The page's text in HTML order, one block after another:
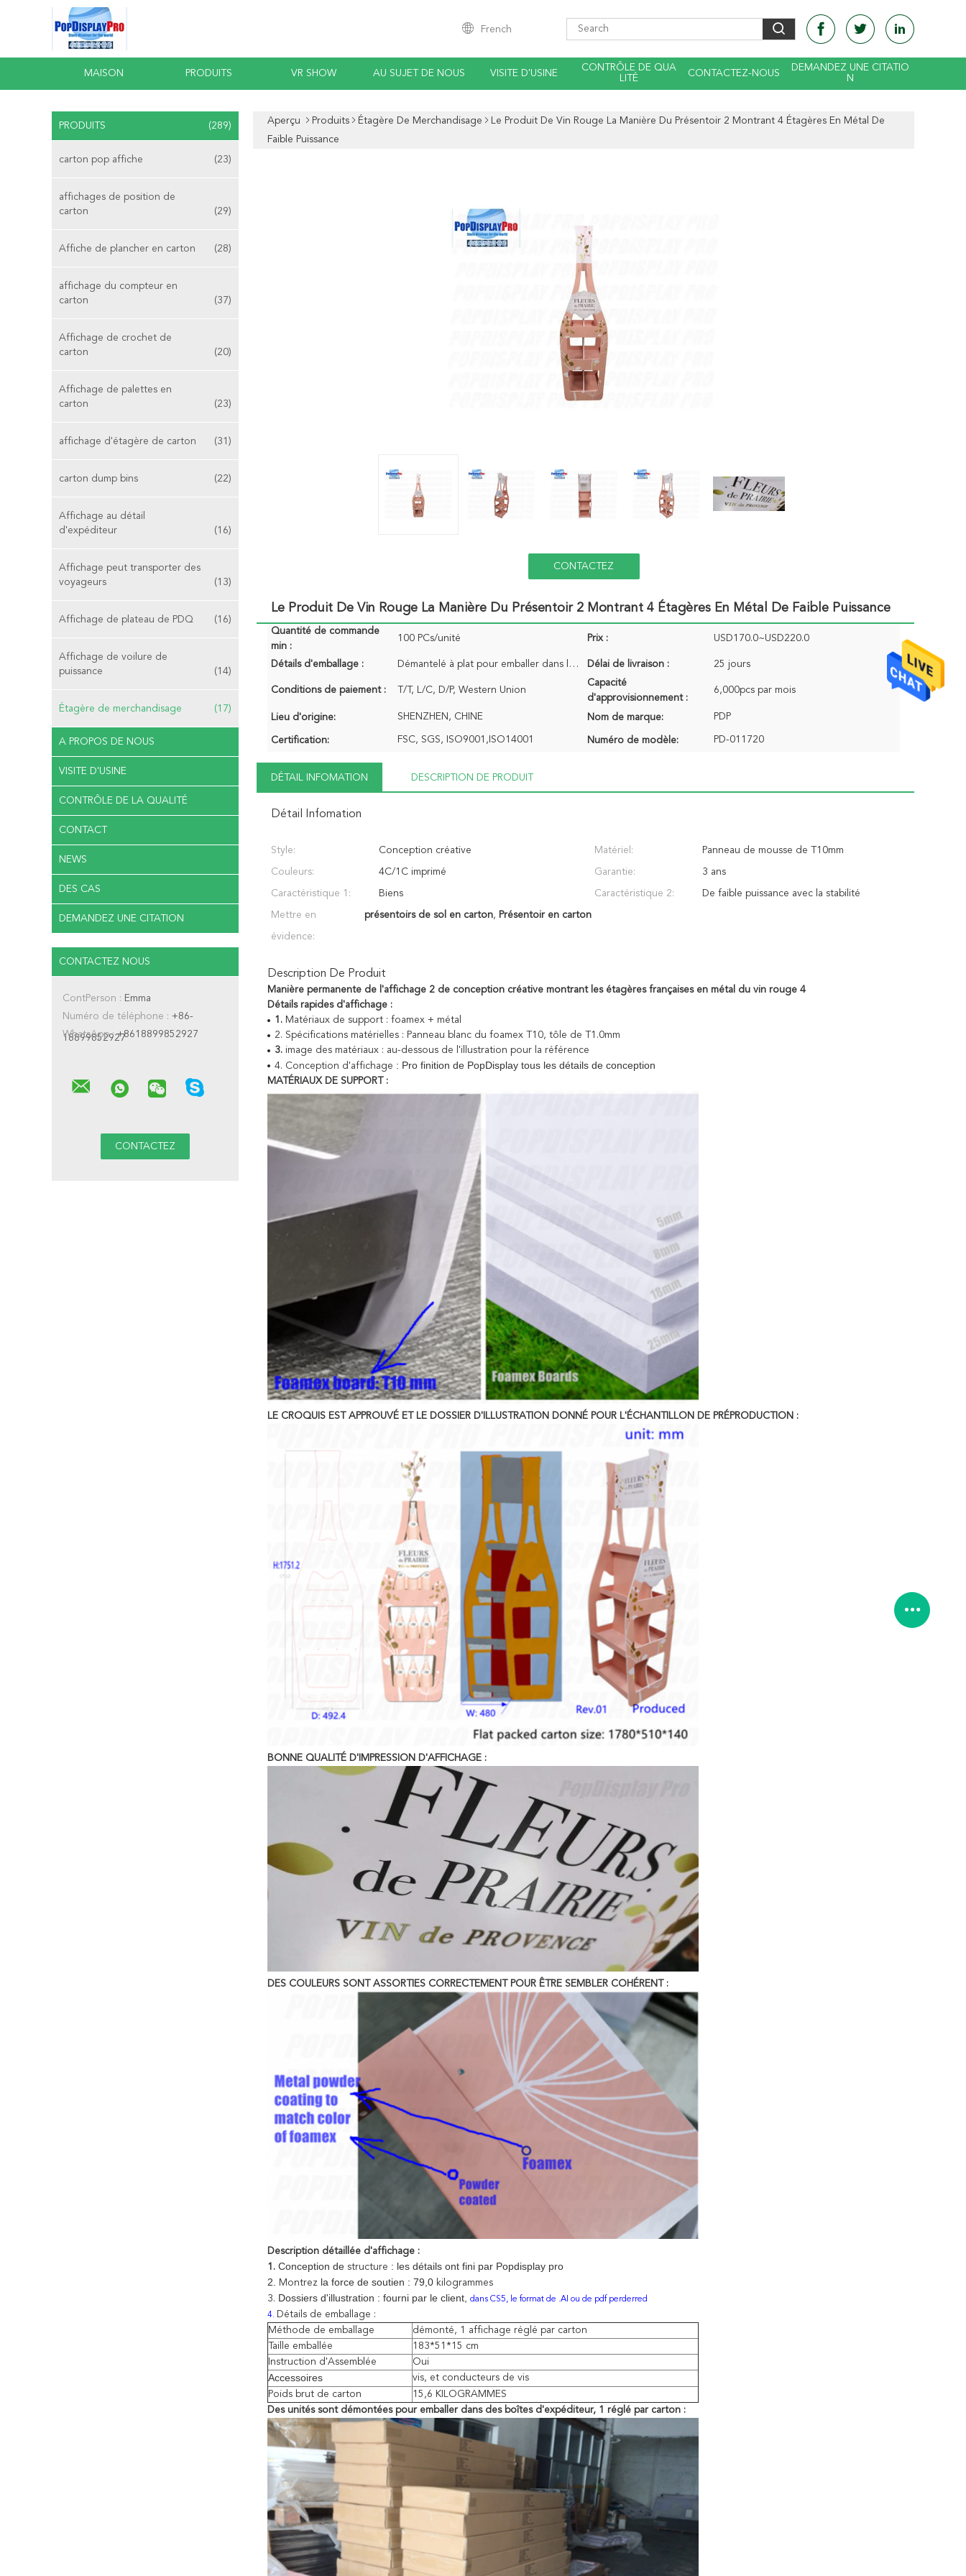
French
MAISON PRODUITS VR SHOW AU SUJET DE NOUS VISITE D'USINE
CONTRÔLE DE QUA
LITÉ
CONTACTEZ-NOUS
DEMANDEZ UNE CITATIO
N
PRODUITS (289)
carton pop affiche (23)
affichages de position de
carton
(29)
Affiche de plancher en carton (28)
affichage du compteur en
carton
(37)
Affichage de crochet de
carton
(20)
Affichage de palettes en
carton
(23)
affichage d'étagère de carton (31)
carton dump bins (22)
Affichage au détail
d'expéditeur
(16)
Affichage peut transporter des
voyageurs
(13)
Affichage de plateau de PDQ (16)
Affichage de voilure de
puissance
(14)
Étagère de merchandisage (17)
A PROPOS DE NOUS
VISITE D'USINE
CONTRÔLE DE LA QUALITÉ
CONTACT
NEWS
DES CAS
DEMANDEZ UNE CITATION
CONTACTEZ NOUS
ContPerson : Emma
Numéro de téléphone : +86-
18899852927
WhatsApp :+8618899852927
Aperçu Produits Étagère De Merchandisage
Le Produit De Vin Rouge La Manière Du Présentoir 2 Montrant 4 Étagères En Métal De
Faible Puissance
CONTACTEZ
Le Produit De Vin Rouge La Manière Du Présentoir 2 Montrant 4 Étagères En Métal De Faible Puissance
Quantité de commande
min :
100 PCs/unité Prix : USD170.0~USD220.0
Détails d'emballage : Démantelé à plat pour emballer dans la boîte d'expéditeur Délai de livraison : 25 jours
Conditions de paiement : T/T, L/C, D/P, Western Union
Capacité
d'approvisionnement :
6,000pcs par mois
Lieu d'origine: SHENZHEN, CHINE Nom de marque: PDP
Certification: FSC, SGS, ISO9001,ISO14001 Numéro de modèle: PD-011720
DÉTAIL INFOMATION DESCRIPTION DE PRODUIT
Détail Infomation
Style: Conception créative Matériel: Panneau de mousse de T10mm
Couleurs: 4C/1C imprimé Garantie: 3 ans
Caractéristique 1: Biens Caractéristique 2: De faible puissance avec la stabilité
Mettre en
évidence:
présentoirs de sol en carton, Présentoir en carton
Description De Produit
Manière permanente de l'affichage 2 de conception créative montrant les étagères françaises en métal du vin rouge 4
Détails rapides d'affichage :
1. Matériaux de support : foamex + métal
2. Spécifications matérielles : Panneau blanc du foamex T10, tôle de T1.0mm
3. image des matériaux : au-dessous de l'illustration pour la référence
4. Conception d'affichage : Pro finition de PopDisplay tous les détails de conception
MATÉRIAUX DE SUPPORT :
LE CROQUIS EST APPROUVÉ ET LE DOSSIER D'ILLUSTRATION DONNÉ POUR L'ÉCHANTILLON DE PRÉPRODUCTION :
BONNE QUALITÉ D'IMPRESSION D'AFFICHAGE :
DES COULEURS SONT ASSORTIES CORRECTEMENT POUR ÊTRE SEMBLER COHÉRENT :
Description détaillée d'affichage :
1. Conception de structure : les détails ont fini par Popdisplay pro
2.
Montrez la force de soutien : 79,0 kilogrammes
3. Dossiers d'illustration : fourni par le client,
dans CS5, le format de .AI ou de pdf perderred
4. Détails de emballage :
Méthode de emballage
démonté, 1 affichage réglé par carton
Taille emballée
183*51*15 cm
Instruction d'Assemblée
Oui
Accessoires
vis, et conducteurs de vis
Poids brut de carton
15,6 KILOGRAMMES
Des unités sont démontées pour emballer dans des boîtes d'expéditeur, 1 réglé par carton :